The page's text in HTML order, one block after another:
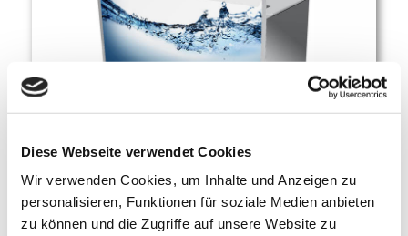
Diese Webseite verwendet Cookies
Wir verwenden Cookies, um Inhalte und Anzeigen zu
personalisieren, Funktionen für soziale Medien anbieten
zu können und die Zugriffe auf unsere Website zu